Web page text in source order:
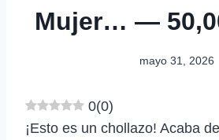
Mujer… —
mayo 31, 2026
0(0)
¡Esto es un chollazo! Acaba